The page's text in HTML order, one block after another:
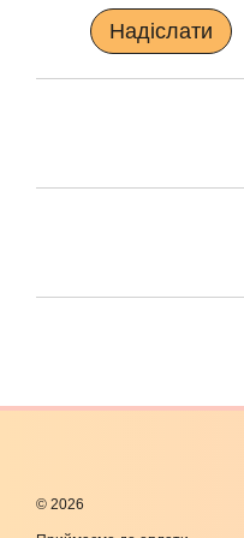
Надіслати
© 2026